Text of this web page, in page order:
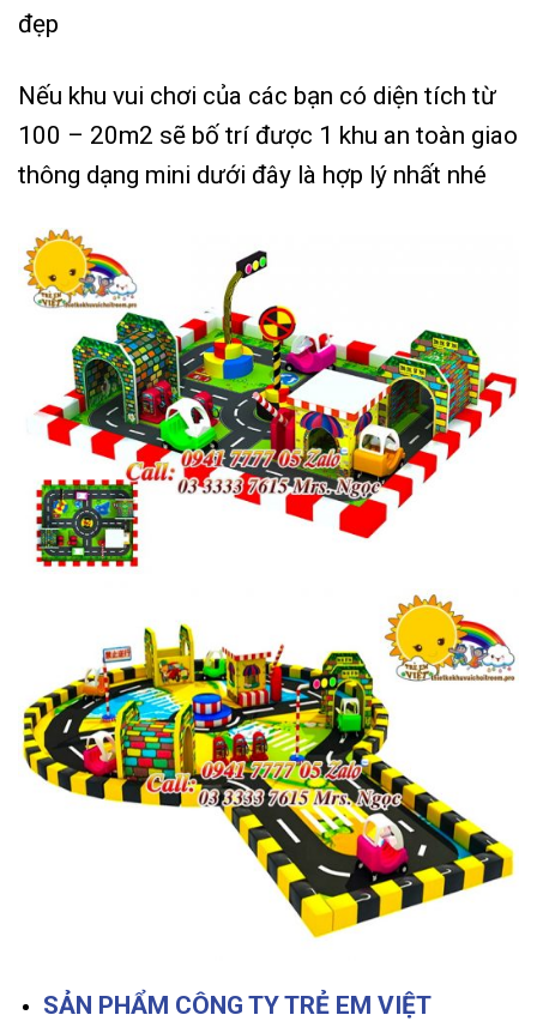
đẹp
Nếu khu vui chơi của các bạn có diện tích từ
100 – 20m2 sẽ bố trí được 1 khu an toàn giao
thông dạng mini dưới đây là hợp lý nhất nhé
SẢN PHẨM CÔNG TY TRẺ EM VIỆT